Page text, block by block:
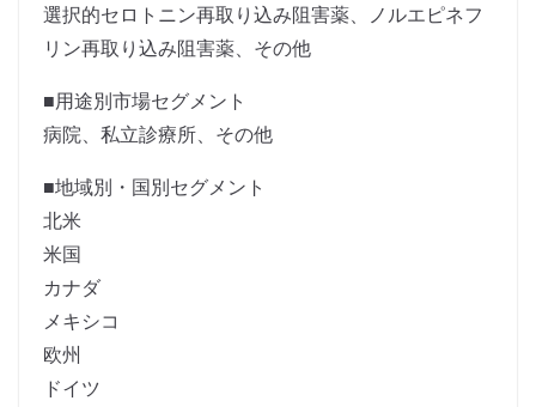
選択的セロトニン再取り込み阻害薬、ノルエピネフ
リン再取り込み阻害薬、その他
■用途別市場セグメント
病院、私立診療所、その他
■地域別・国別セグメント
北米
米国
カナダ
メキシコ
欧州
ドイツ